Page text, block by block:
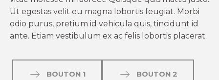
Ut egestas velit eu magna lobortis feugiat. Morbi
odio purus, pretium id vehicula quis, tincidunt id
ante. Etiam vestibulum ex ac felis lobortis placerat.
BOUTON 1 BOUTON 2